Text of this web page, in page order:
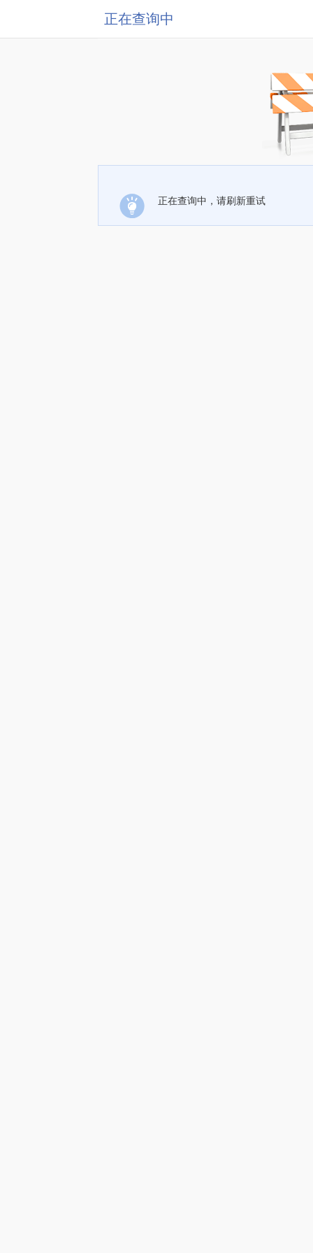
正在查询中
正在查询中，请刷新重试